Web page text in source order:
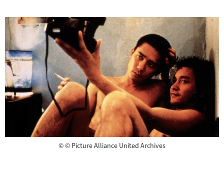
©Copyright
© Picture Alliance United Archives